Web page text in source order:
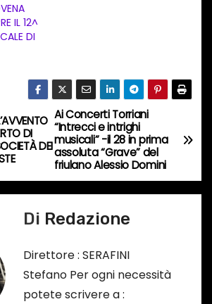
IL 12^
DI
Ai Concerti Torriani
“Intrecci e intrighi
musicali” -il 28 in prima
assoluta “Grave” del
friulano Alessio Domini
DI
DEI
Di Redazione
Direttore : SERAFINI
Stefano Per ogni necessità
potete scrivere a :